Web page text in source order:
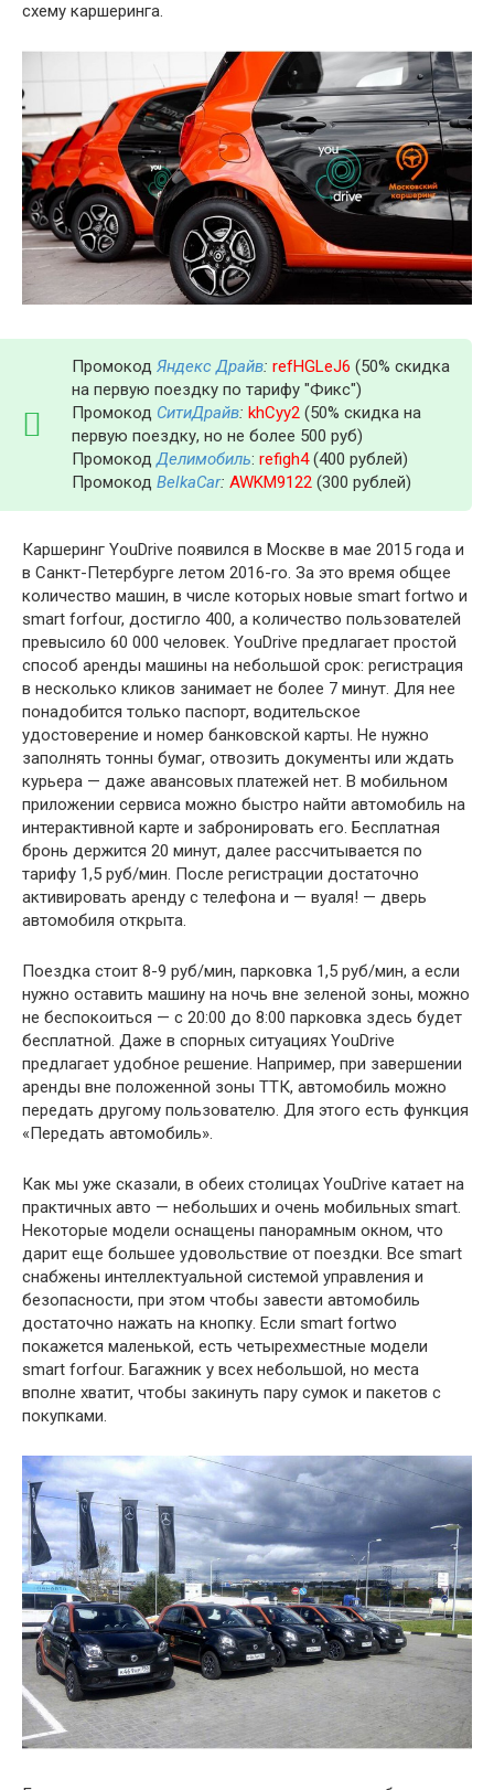
схему каршеринга.
Промокод Яндекс Драйв: refHGLeJ6 (50% скидка
на первую поездку по тарифу "Фикс")
Промокод СитиДрайв: khCyy2 (50% скидка на
первую поездку, но не более 500 руб)
ПромокодДелимобиль: refigh4(400 рублей)
Промокод BelkaCar: AWKM9122 (300 рублей)
Каршеринг YouDrive появился в Москве в мае 2015 года и
в Санкт-Петербурге летом 2016-го. За это время общее
количество машин, в числе которых новые smart fortwo и
smart forfour, достигло 400, а количество пользователей
превысило 60 000 человек. YouDrive предлагает простой
способ аренды машины на небольшой срок: регистрация
в несколько кликов занимает не более 7 минут. Для нее
понадобится только паспорт, водительское
удостоверение и номер банковской карты. Не нужно
заполнять тонны бумаг, отвозить документы или ждать
курьера — даже авансовых платежей нет. В мобильном
приложении сервиса можно быстро найти автомобиль на
интерактивной карте и забронировать его. Бесплатная
бронь держится 20 минут, далее рассчитывается по
тарифу 1,5 руб/мин. После регистрации достаточно
активировать аренду с телефона и — вуаля! — дверь
автомобиля открыта.
Поездка стоит 8-9 руб/мин, парковка 1,5 руб/мин, а если
нужно оставить машину на ночь вне зеленой зоны, можно
не беспокоиться — с 20:00 до 8:00 парковка здесь будет
бесплатной. Даже в спорных ситуациях YouDrive
предлагает удобное решение. Например, при завершении
аренды вне положенной зоны ТТК, автомобиль можно
передать другому пользователю. Для этого есть функция
«Передать автомобиль».
Как мы уже сказали, в обеих столицах YouDrive катает на
практичных авто — небольших и очень мобильных smart.
Некоторые модели оснащены панорамным окном, что
дарит еще большее удовольствие от поездки. Все smart
снабжены интеллектуальной системой управления и
безопасности, при этом чтобы завести автомобиль
достаточно нажать на кнопку. Если smart fortwo
покажется маленькой, есть четырехместные модели
smart forfour. Багажник у всех небольшой, но места
вполне хватит, чтобы закинуть пару сумок и пакетов с
покупками.